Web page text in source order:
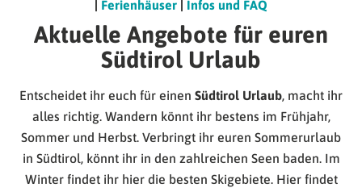
Ferienhäuser Infos und FAQ
Aktuelle Angebote für euren
Südtirol Urlaub
Entscheidet ihr euch für einen Südtirol Urlaub, macht ihr
alles richtig. Wandern könnt ihr bestens im Frühjahr,
Sommer und Herbst. Verbringt ihr euren Sommerurlaub
in Südtirol, könnt ihr in den zahlreichen Seen baden. Im
Winter findet ihr hier die besten Skigebiete. Hier findet